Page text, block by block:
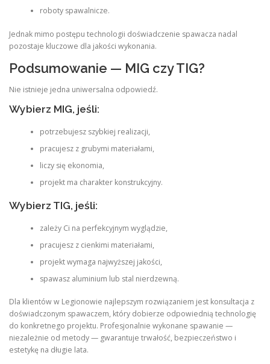
roboty spawalnicze.
Jednak mimo postępu technologii doświadczenie spawacza nadal
pozostaje kluczowe dla jakości wykonania.
Podsumowanie — MIG czy TIG?
Nie istnieje jedna uniwersalna odpowiedź.
Wybierz MIG, jeśli:
potrzebujesz szybkiej realizacji,
pracujesz z grubymi materiałami,
liczy się ekonomia,
projekt ma charakter konstrukcyjny.
Wybierz TIG, jeśli:
zależy Ci na perfekcyjnym wyglądzie,
pracujesz z cienkimi materiałami,
projekt wymaga najwyższej jakości,
spawasz aluminium lub stal nierdzewną.
Dla klientów w Legionowie najlepszym rozwiązaniem jest konsultacja z
doświadczonym spawaczem, który dobierze odpowiednią technologię
do konkretnego projektu. Profesjonalnie wykonane spawanie —
niezależnie od metody — gwarantuje trwałość, bezpieczeństwo i
estetykę na długie lata.